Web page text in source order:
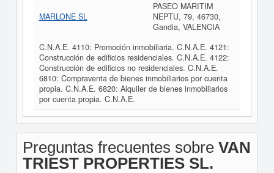
MARLONE SL
PASEO MARITIM
NEPTU, 79, 46730,
Gandia, VALENCIA
C.N.A.E. 4110: Promoción inmobiliaria. C.N.A.E. 4121:
Construcción de edificios residenciales. C.N.A.E. 4122:
Construcción de edificios no residenciales. C.N.A.E.
6810: Compraventa de bienes inmobiliarios por cuenta
propia. C.N.A.E. 6820: Alquiler de bienes inmobiliarios
por cuenta propia. C.N.A.E.
Preguntas frecuentes sobre VAN
TRIEST PROPERTIES SL.